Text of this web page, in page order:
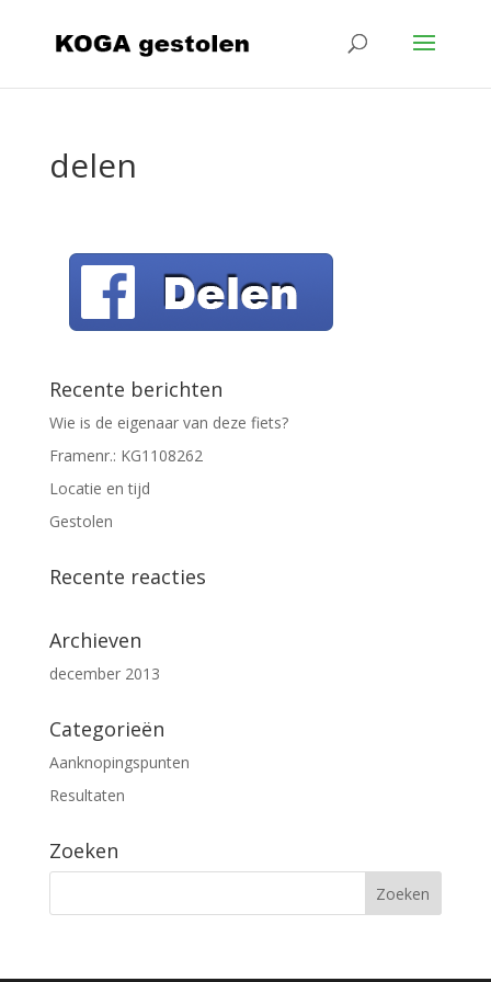
delen
Recente berichten
Wie is de eigenaar van deze fiets?
Framenr.: KG1108262
Locatie en tijd
Gestolen
Recente reacties
Archieven
december 2013
Categorieën
Aanknopingspunten
Resultaten
Zoeken